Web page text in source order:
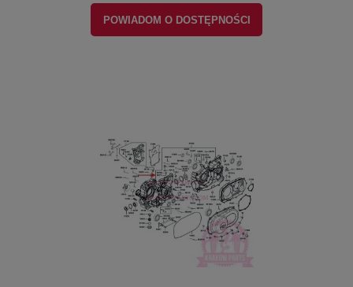
POWIADOM O DOSTĘPNOŚCI